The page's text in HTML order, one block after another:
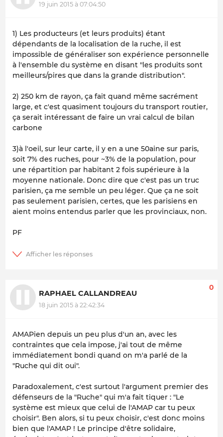
19 juin 2015 à 07:04:50
1) Les producteurs (et leurs produits) étant
dépendants de la localisation de la ruche, il est
impossible de généraliser son expérience personnelle
à l'ensemble du système en disant "les produits sont
meilleurs/pires que dans la grande distribution".
2) 250 km de rayon, ça fait quand même sacrément
large, et c'est quasiment toujours du transport routier,
ça serait intéressant de faire un vrai calcul de bilan
carbone
3)à l'oeil, sur leur carte, il y en a une 50aine sur paris,
soit 7% des ruches, pour ~3% de la population, pour
une répartition par habitant 2 fois supérieure à la
moyenne nationale. Donc dire que c'est pas un truc
parisien, ça me semble un peu léger. Que ça ne soit
pas seulement parisien, certes, que les parisiens en
aient moins entendus parler que les provinciaux, non.
PF
RAPHAEL CALLANDREAU
18 juin 2015 à 22:42:34
0
AMAPien depuis un peu plus d'un an, avec les
contraintes que cela impose, j'ai tout de même
immédiatement bondi quand on m'a parlé de la
"Ruche qui dit oui".
Paradoxalement, c'est surtout l'argument premier des
défenseurs de la "Ruche" qui m'a fait tiquer : "Le
système est mieux que celui de l'AMAP car tu peux
choisir". Ben alors, si tu peux choisir, c'est donc moins
bien que l'AMAP ! Le principe d'être solidaire,